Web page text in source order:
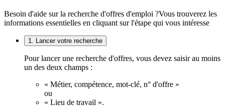
Besoin d'aide sur la recherche d'offres d'emploi ?Vous trouverez les
informations essentielles en cliquant sur l'étape qui vous intéresse
1. Lancer votre recherche
Pour lancer une recherche d'offres, vous devez saisir au moins
un des deux champs :
« Métier, compétence, mot-clé, n° d'offre »
ou
« Lieu de travail ».